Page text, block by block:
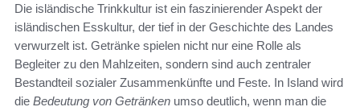
Die isländische Trinkkultur ist ein faszinierender Aspekt der
isländischen Esskultur, der tief in der Geschichte des Landes
verwurzelt ist. Getränke spielen nicht nur eine Rolle als
Begleiter zu den Mahlzeiten, sondern sind auch zentraler
Bestandteil sozialer Zusammenkünfte und Feste. In Island wird
die Bedeutung von Getränken umso deutlich, wenn man die